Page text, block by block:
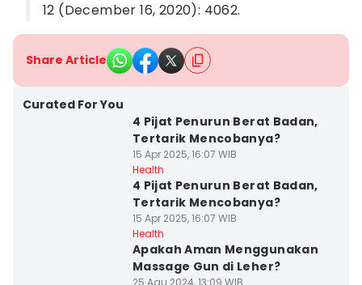
12 (December 16, 2020): 4062.
Share Article
Curated For You
4 Pijat Penurun Berat Badan,
Tertarik Mencobanya?
15 Apr 2025, 16:07 WIB
Health
4 Pijat Penurun Berat Badan,
Tertarik Mencobanya?
15 Apr 2025, 16:07 WIB
Health
Apakah Aman Menggunakan
Massage Gun di Leher?
25 Agu 2024, 13:09 WIB